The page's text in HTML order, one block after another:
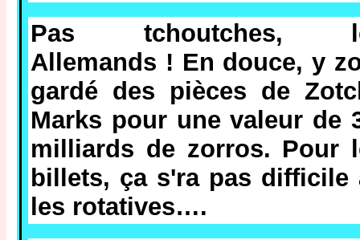
Pas tchoutches,
Allemands ! En douce, y
gardé des pièces de
Marks pour une valeur de
milliards de zorros. Pour
billets, ça s'ra pas difficile
les rotatives….